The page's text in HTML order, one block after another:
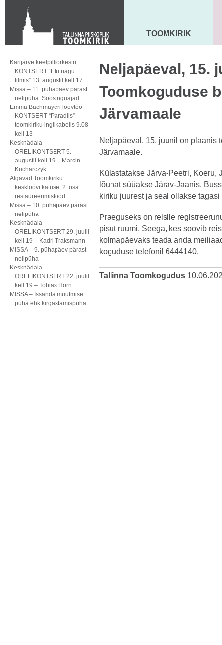
KONTAKT
Toom-Kooli 6, 10130 TALLINN
tallinna.toom@eelk.ee
MAARJA KIRIK
TOOMKIRIK
Karijärve keelpilliorkestri
KONTSERT “Elu nagu
filmis” 13. augustil kell 17
Missa – 11. pühapäev pärast
nelipüha. Soosinguajad
Emma Bachmayeri loovtöö
KONTSERT “Paradiis”
toomkiriku inglikabelis 9.08
kell 13
Kesknädala
ORELIKONTSERT 5.
augustil kell 19 – Marcin
Kucharczyk
Algavad Toomkiriku
kesklöövi katuse 2. osa
restaureerimistööd
Missa – 10. pühapäev pärast
nelipüha
Kesknädala
ORELIKONTSERT 29. juulil
kell 19 – Kadri Traksmann
MISSA – 9. pühapäev pärast
nelipüha
Kesknädala
ORELIKONTSERT 22. juulil
kell 19 – Tobias Horn
MISSA – Issanda muutmise
püha ehk kirgastamispüha
Neljapäeval, 15.
Toomkoguduse
Järvamaale
Neljapäeval, 15. juunil on plaanis
Järvamaale.
Külastatakse Järva-Peetri, Koeru,
lõunat süüakse Järav-Jaanis.
kiriku juurest ja seal ollakse
Praeguseks on reisile
pisut ruumi. Seega, kes soovib
kolmapäevaks teada anda
koguduse telefonil 6444140.
Tallinna Toomkogudus